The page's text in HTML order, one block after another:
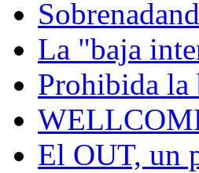
La "baja
Prohibida la
El OUT, un